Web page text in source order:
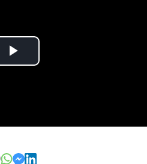
Play
в Telegram
в Facebook
в X
отправить в Viber
отправить в Whatsapp
отправить в Messenger
отправить в LinkedIn